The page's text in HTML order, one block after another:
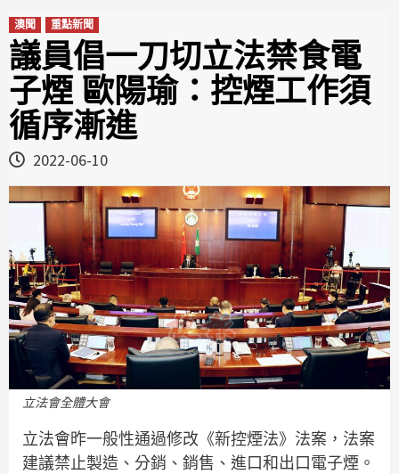
澳聞 重點新聞
議員倡一刀切立法禁食電
子煙 歐陽瑜：控煙工作須
循序漸進
2022-06-10
立法會全體大會
立法會昨一般性通過修改《新控煙法》法案，法案
建議禁止製造、分銷、銷售、進口和出口電子煙。